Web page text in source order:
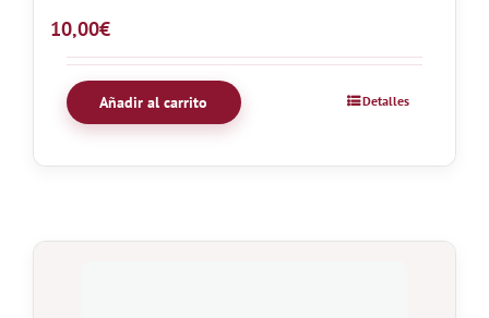
10,00€
Añadir al carrito Detalles